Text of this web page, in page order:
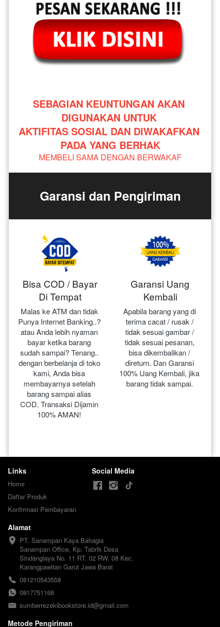
SEBAGIAN KEUNTUNGAN AKAN
DIGUNAKAN UNTUK
AKTIFITAS SOSIAL DAN DIWAKAFKAN
PADA YANG BERHAK
MEMBELI SAMA DENGAN BERWAKAF
Garansi dan Pengiriman
Bisa COD / Bayar
Di Tempat
Malas ke ATM dan tidak
Punya Internet Banking..?
atau Anda lebih nyaman
bayar ketika barang
sudah sampai? Tenang..
dengan berbelanja di toko
kami, Anda bisa
membayarnya setelah
barang sampai alias
COD. Transaksi Dijamin
100% AMAN!
Garansi Uang
Kembali
Apabila barang yang di
terima cacat / rusak /
tidak sesuai gambar /
tidak sesuai pesanan,
bisa dikembalikan /
direturn. Dan Garansi
100% Uang Kembali, jika
barang tidak sampai.
Links
Home
Daftar Produk
Konfirmasi Pembayaran
Social Media
Alamat
PT. Sanampan Kaya Bahagia
Sanampan Office, Kp. Tabrik Desa
Sindanglaya No. 11 RT. 02 RW. 08 Kec.
Karangpawitan Garut Jawa Barat
081210543558
0817751168
sumberrezekibookstore.id@gmail.com
Metode Pengiriman